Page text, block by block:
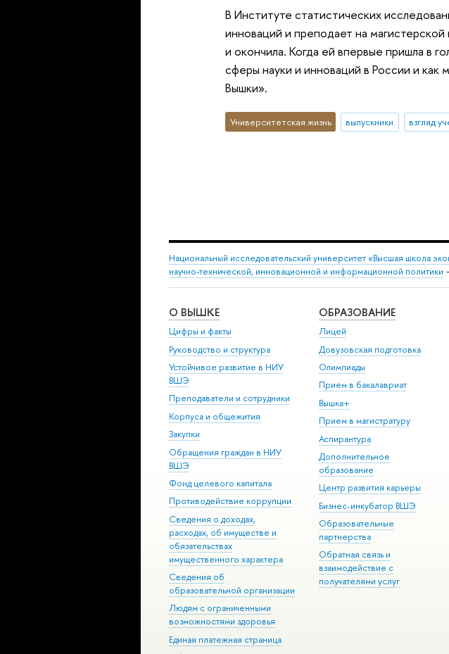
В Институте статистических
инноваций и преподает на
и окончила. Когда ей впервые пришла в
сферы науки и инноваций в России и
Вышки».
Университетская жизнь выпускники взгляд
Национальный исследовательский университет «Высшая школа
научно-технической, инновационной и информационной политики
О ВЫШКЕ
Цифры и факты
Руководство и структура
Устойчивое развитие в НИУ
ВШЭ
Преподаватели и сотрудники
Корпуса и общежития
Закупки
Обращения граждан в НИУ
ВШЭ
Фонд целевого капитала
Противодействие коррупции
Сведения о доходах,
расходах, об имуществе и
обязательствах
имущественного характера
Сведения об
образовательной организации
Людям с ограниченными
возможностями здоровья
Единая платежная страница
ОБРАЗОВАНИЕ
Лицей
Довузовская подготовка
Олимпиады
Прием в бакалавриат
Вышка+
Прием в магистратуру
Аспирантура
Дополнительное
образование
Центр развития карьеры
Бизнес-инкубатор ВШЭ
Образовательные
партнерства
Обратная связь и
взаимодействие с
получателями услуг